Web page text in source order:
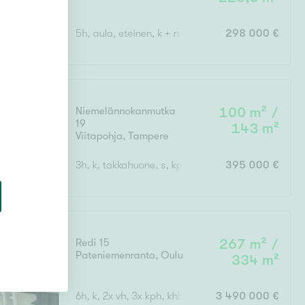
5h, aula, eteinen, k + ruokatila, 3 wc , s, kph, 2
298 000 €
Niemelännokanmutka
19
Viitapohja,Tampere
100 m² /
143 m²
3h, k, takkahuone, s, kph, 2 erillis wc, khh,
395 000 €
Redi 15
Pateniemenranta, Oulu
267 m² /
334 m²
6h, k, 2x vh, 3x kph, khh, s, parveke, terassi +
3 490 000 €